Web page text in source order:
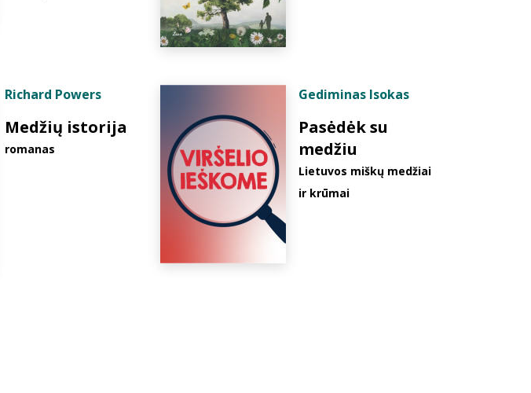
Richard Powers
Medžių istorija
romanas
Gediminas Isokas
Pasėdėk su
medžiu
Lietuvos miškų medžiai
ir krūmai